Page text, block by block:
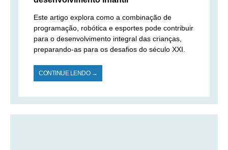
Este artigo explora como a combinação de
programação, robótica e esportes pode contribuir
para o desenvolvimento integral das crianças,
preparando-as para os desafios do século XXI.
CONTINUE LENDO →